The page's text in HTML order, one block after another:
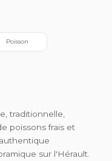
Poisson
traditionnelle,
poissons frais et
sur l'Hérault.